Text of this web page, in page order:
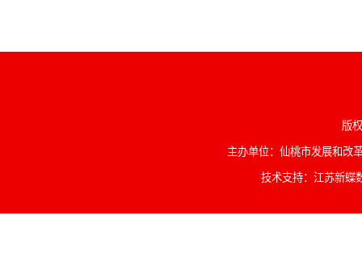
版
主办单位：仙桃市发展和改
技术支持：江苏新